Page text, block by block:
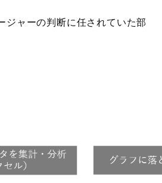
ジャーの判断に任されていた部